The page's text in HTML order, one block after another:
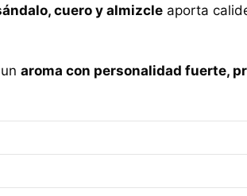
cuero y almizcle aporta
aroma con personalidad fuerte,